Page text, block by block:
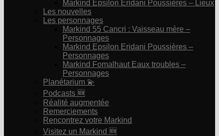
Markind Epsilon Eridani Poussières – Lieux
Les nouvelles
Les personnages
Markind 55 Cancri : Vaisseau mère –
Personnages
Markind Epsilon Eridani Poussières –
Personnages
Markind Fomalhaut Eaux troubles –
Personnages
Planétarium 💫
Podcasts 🆕
Réalité augmentée
Remerciements
Rencontrez votre Markind
Visitez un Markind 🆕